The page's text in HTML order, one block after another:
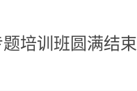
培训班圆满结束